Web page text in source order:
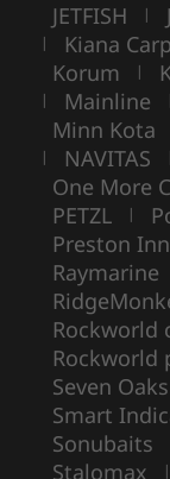
JETFISH |
| Kiana Carp
Korum |
| Mainline
Minn Kota
| NAVITAS
One More
PETZL |
Preston
Raymarine
Rockworld
Rockworld
Seven Oaks
Smart
Sonubaits
Stalomax |